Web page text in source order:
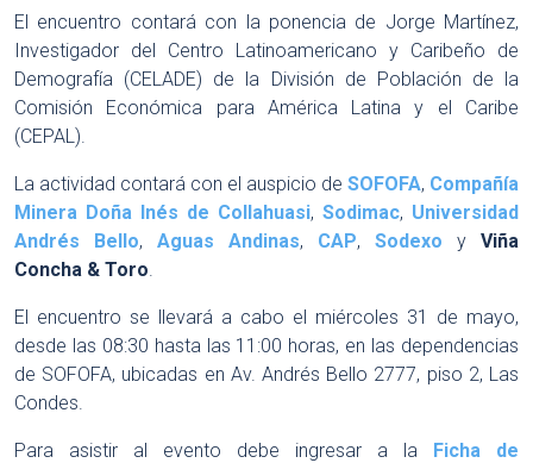
El encuentro contará con la ponencia de Jorge Martínez,
Investigador del Centro Latinoamericano y Caribeño de
Demografía (CELADE) de la División de Población de la
Comisión Económica para América Latina y el Caribe
(CEPAL).
La actividad contará con el auspicio de SOFOFA, Compañía
Minera Doña Inés de Collahuasi, Sodimac, Universidad
Andrés Bello, Aguas Andinas, CAP, Sodexo y Viña
Concha & Toro.
El encuentro se llevará a cabo el miércoles 31 de mayo,
desde las 08:30 hasta las 11:00 horas, en las dependencias
de SOFOFA, ubicadas en Av. Andrés Bello 2777, piso 2, Las
Condes.
Para asistir al evento debe ingresar a la Ficha de